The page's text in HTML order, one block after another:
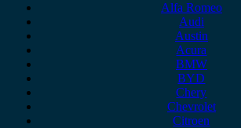
Alfa Romeo
Audi
Austin
Acura
BMW
BYD
Chery
Chevrolet
Citroen